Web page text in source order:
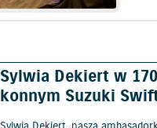
Sylwia Dekiert w
konnym Suzuki